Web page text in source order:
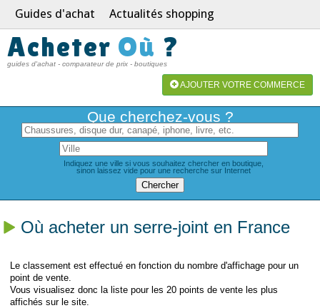
Guides d'achat Actualités shopping
Acheter Où ?
guides d'achat - comparateur de prix - boutiques
AJOUTER VOTRE COMMERCE
Que cherchez-vous ?
Indiquez une ville si vous souhaitez chercher en boutique,
sinon laissez vide pour une recherche sur Internet
Où acheter un serre-joint en France
Le classement est effectué en fonction du nombre d'affichage pour un
point de vente.
Vous visualisez donc la liste pour les 20 points de vente les plus
affichés sur le site.